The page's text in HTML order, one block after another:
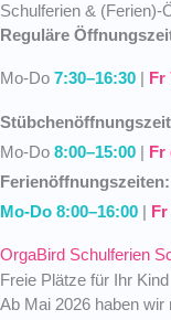
Schulferien & (Ferien)-
Reguläre
Mo-Do 7:30–16:30 Fr
Mo-Do 8:00–15:00
Ferien­öff­nungs­zeiten:
Mo-Do 8:00–16:00
OrgaBird Schul­ferien
Freie Plätze für Ihr Kind
Ab Mai 2026 haben